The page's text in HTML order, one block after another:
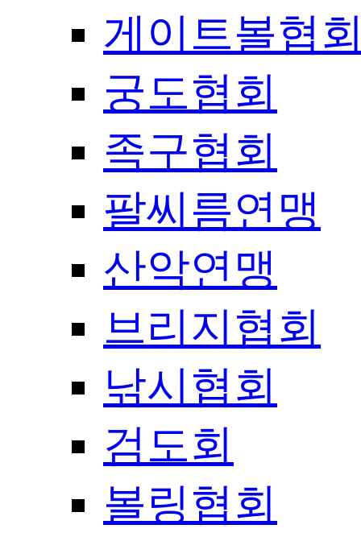
게이트볼협
궁도협회
족구협회
팔씨름연맹
산악연맹
브리지협회
낚시협회
검도회
볼링협회